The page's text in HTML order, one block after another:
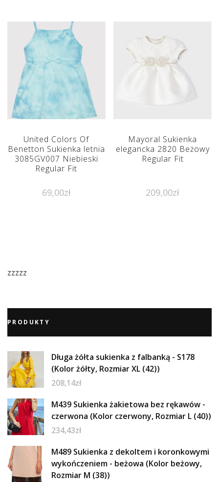
United Colors Of
Benetton Sukienka letnia
3085GV007 Niebieski
Regular Fit
69,00zł
Mayoral Sukienka
elegancka 2820 Beżowy
Regular Fit
209,00zł
zzzzz
PRODUKTY
Długa żółta sukienka z falbanką - S178
(Kolor żółty, Rozmiar XL (42))
208,14zł
M439 Sukienka żakietowa bez rękawów -
czerwona (Kolor czerwony, Rozmiar L (40))
234,43zł
M489 Sukienka z dekoltem i koronkowymi
wykończeniem - beżowa (Kolor beżowy,
Rozmiar M (38))